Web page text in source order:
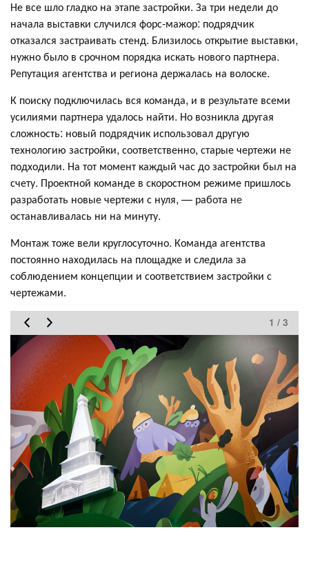
Не все шло гладко на этапе застройки. За три недели до
начала выставки случился форс-мажор: подрядчик
отказался застраивать стенд. Близилось открытие выставки,
нужно было в срочном порядка искать нового партнера.
Репутация агентства и региона держалась на волоске.
К поиску подключилась вся команда, и в результате всеми
усилиями партнера удалось найти. Но возникла другая
сложность: новый подрядчик использовал другую
технологию застройки, соответственно, старые чертежи не
подходили. На тот момент каждый час до застройки был на
счету. Проектной команде в скоростном режиме пришлось
разработать новые чертежи с нуля, — работа не
останавливалась ни на минуту.
Монтаж тоже вели круглосуточно. Команда агентства
постоянно находилась на площадке и следила за
соблюдением концепции и соответствием застройки с
чертежами.
1 / 3